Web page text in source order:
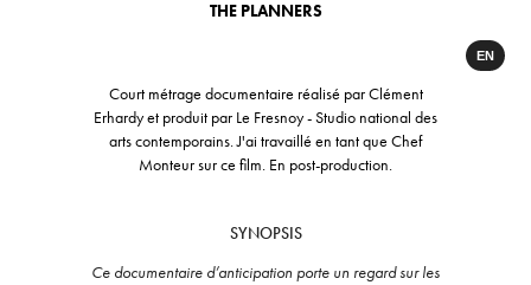
THE PLANNERS
EN
Court métrage documentaire réalisé par Clément
Erhardy et produit par Le Fresnoy - Studio national des
arts contemporains. J'ai travaillé en tant que Chef
Monteur sur ce film. En post-production.
SYNOPSIS
Ce documentaire d’anticipation porte un regard sur les